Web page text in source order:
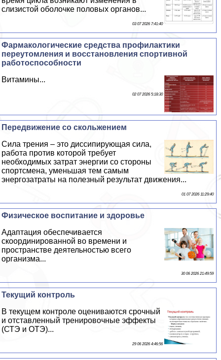
слизистой оболочке пoлoвых органов...
03 07 2026 7:41:40
Фармакологические средства профилактики
переутомления и восстановления спортивной
работоспособности
Витамины...
02 07 2026 5:18:30
Передвижение со скольжением
Сила трения – это диссипирующая сила,
работа против которой требует
необходимых затрат энергии со стороны
спортсмена, уменьшая тем самым
энергозатраты на полезный результат движения...
01 07 2026 11:29:40
Физическое воспитание и здоровье
Адаптация обеспечивается
скоординированной во времени и
прострaнcтве деятельностью всего
организма...
30 06 2026 21:49:59
Текущий контроль
В текущем контроле оцениваются срочный
и отставленный тренировочные эффекты
(СТЭ и ОТЭ)...
29 06 2026 4:46:56